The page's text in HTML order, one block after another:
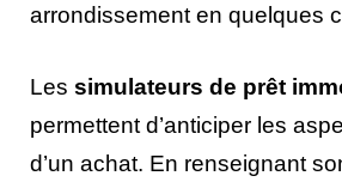
arrondissement en quelques
Les simulateurs de prêt
permettent d’anticiper les
d’un achat. En renseignant